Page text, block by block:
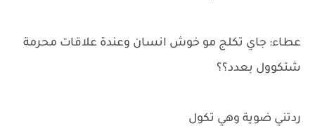
عطاء: جاي تكلج مو خوش انسان وعندة علاقات محرمة
شتكوول بعدد؟؟
ردتني ضوية وهي تكول